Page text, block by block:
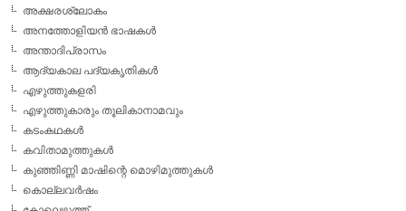
അക്ഷരശ്ലോകം
അനത്തോളിയന്‍ ഭാഷകള്‍
അന്താദിപ്രാസം
ആദ്യകാല പദ്യകൃതികള്‍
എഴുത്തുകളരി
എഴുത്തുകാരും തൂലികാനാമവും
കടംകഥകള്‍
കവിതാമുത്തുകള്‍
കുഞ്ഞിണ്ണി മാഷിന്റെ മൊഴിമുത്തുകള്‍
കൊല്ലവര്‍ഷം